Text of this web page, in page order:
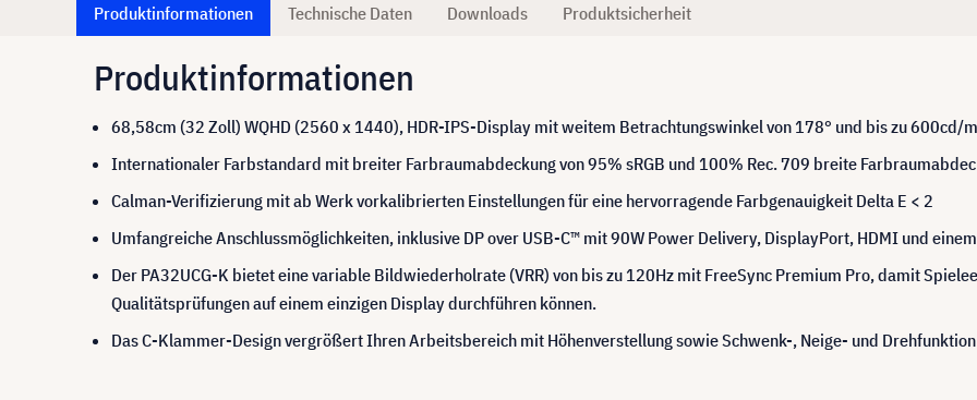
Produktinformationen Technische Daten Downloads Produktsicherheit
Produktinformationen
68,58cm (32 Zoll) WQHD (2560 x 1440), HDR-IPS-Display mit weitem Betrachtungswinkel von 178° und bis zu 600cd/
Internationaler Farbstandard mit breiter Farbraumabdeckung von 95% sRGB und 100% Rec. 709 breite
Calman-Verifizierung mit ab Werk vorkalibrierten Einstellungen für eine hervorragende Farbgenauigkeit Delta E < 2
Umfangreiche Anschlussmöglichkeiten, inklusive DP over USB-C™ mit 90W Power Delivery, DisplayPort, HDMI und
Der PA32UCG-K bietet eine variable Bildwiederholrate (VRR) von bis zu 120Hz mit FreeSync Premium Pro, damit
Qualitätsprüfungen auf einem einzigen Display durchführen können.
Das C-Klammer-Design vergrößert Ihren Arbeitsbereich mit Höhenverstellung sowie Schwenk-, Neige- und